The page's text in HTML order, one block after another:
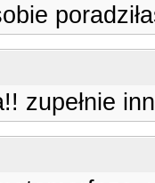
zupełnie